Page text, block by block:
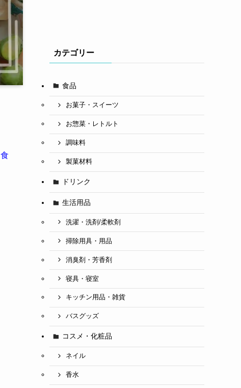
食
カテゴリー
食品
お菓子・スイーツ
お惣菜・レトルト
調味料
製菓材料
ドリンク
生活用品
洗濯・洗剤/柔軟剤
掃除用具・用品
消臭剤・芳香剤
寝具・寝室
キッチン用品・雑貨
バスグッズ
コスメ・化粧品
ネイル
香水